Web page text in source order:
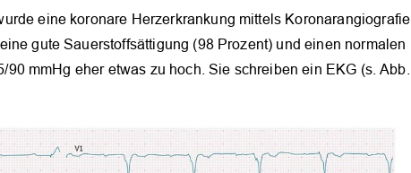
eine koronare Herzerkrankung mittels Koronarangiografie
gute Sauerstoffsättigung (98 Prozent) und einen normalen
mmHg eher etwas zu hoch. Sie schreiben ein EKG (s. Abb.